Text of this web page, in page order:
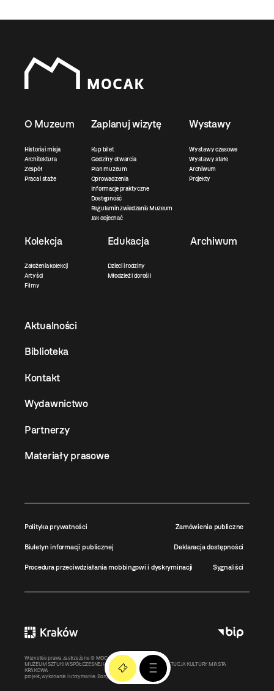
O Muzeum
Historia i misja
Architektura
Zespół
Praca i staże
Zaplanuj wizytę
Kup bilet
Godziny otwarcia
Plan muzeum
Oprowadzenia
Informacje praktyczne
Dostępność
Regulamin zwiedzania Muzeum
Jak dojechać
Wystawy
Wystawy czasowe
Wystawy stałe
Archiwum
Projekty
Kolekcja
Założenia kolekcji
Artyści
Filmy
Edukacja
Dzieci i rodziny
Młodzież i dorośli
Archiwum
Aktualności
Biblioteka
Kontakt
Wydawnictwo
Partnerzy
Materiały prasowe
Polityka prywatności Zamówienia publiczne
Biuletyn informacji publicznej Deklaracja dostępności
Procedura przeciwdziałania mobbingowi i dyskryminacji Sygnaliści
Wszystkie prawa zastrzeżone © MOCAK2011-2026
MUZEUM SZTUKI WSPÓŁCZESNEJ W KRAKOWIE MOCAK – INSTYTUCJA KULTURY MIASTA
KRAKOWA
projekt, wykonanie i utrzymanie: Bonjour.pl